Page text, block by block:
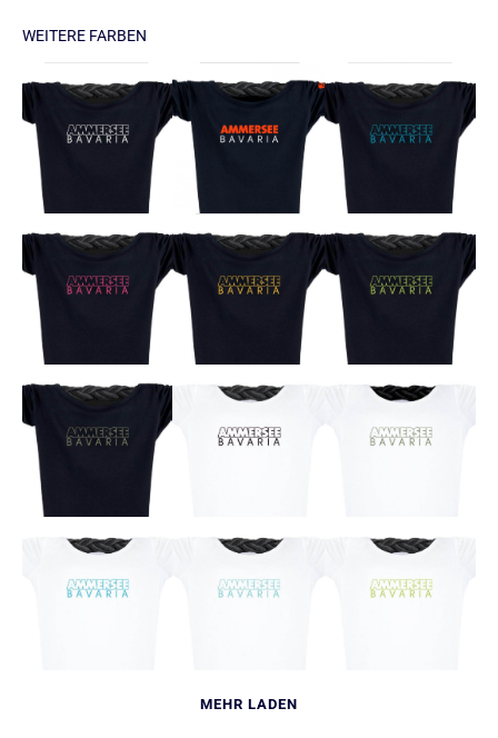
WEITERE FARBEN
MEHR LADEN